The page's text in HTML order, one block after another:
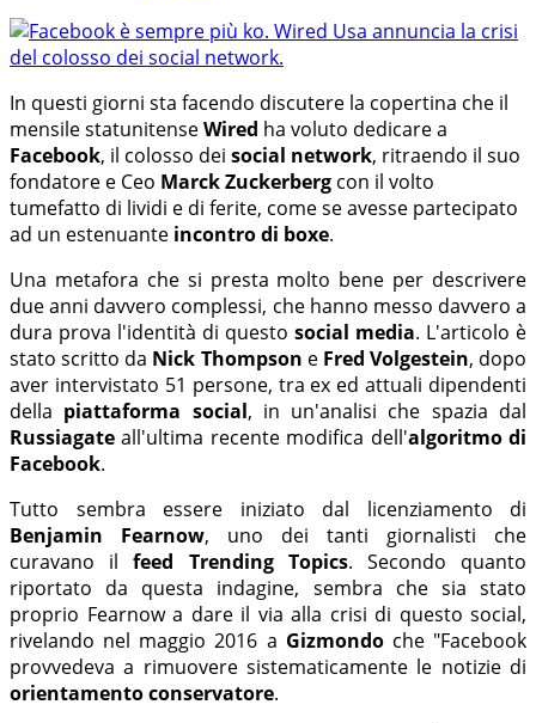
In questi giorni sta facendo discutere la copertina che il
mensile statunitenseWired ha voluto dedicare a
Facebook, il colosso dei social network, ritraendo il suo
fondatore e Ceo Marck Zuckerberg con il volto
tumefatto di lividi e di ferite, come se avesse partecipato
ad un estenuante incontro di boxe.
Una metafora che si presta molto bene per descrivere
due anni davvero complessi, che hanno messo davvero a
dura prova l'identità di questo social media. L'articolo è
stato scritto da Nick Thompson e Fred Volgestein, dopo
aver intervistato 51 persone, tra ex ed attuali dipendenti
della piattaforma social, in un'analisi che spazia dal
Russiagate all'ultima recente modifica dell'algoritmo di
Facebook.
Tutto sembra essere iniziato dal licenziamento di
Benjamin Fearnow, uno dei tanti giornalisti che
curavano ilfeed Trending Topics. Secondo quanto
riportato da questa indagine, sembra che sia stato
proprio Fearnow a dare il via alla crisi di questo social,
rivelando nel maggio 2016 a Gizmondoche "Facebook
provvedeva a rimuovere sistematicamente le notizie di
orientamento conservatore.